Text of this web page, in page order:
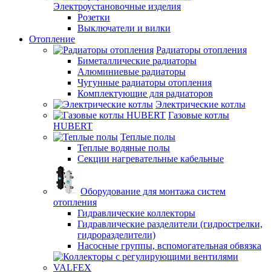
Электроустановочные изделия
Розетки
Выключатели и вилки
Отопление
Радиаторы отопления
Биметаллические радиаторы
Алюминиевые радиаторы
Чугунные радиаторы отопления
Комплектующие для радиаторов
Электрические котлы
Газовые котлы
HUBERT
Теплые полы
Теплые водяные полы
Секции нагревательные кабельные
Оборудование для монтажа систем
отопления
Гидравлические коллекторы
Гидравлические разделители (гидрострелки,
гидроразделители)
Насосные группы, вспомогательная обвязка